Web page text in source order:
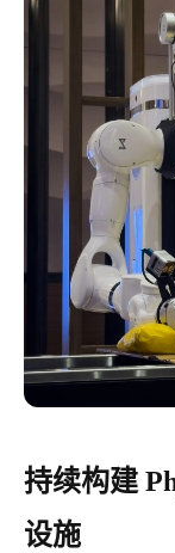
持续构建
设施